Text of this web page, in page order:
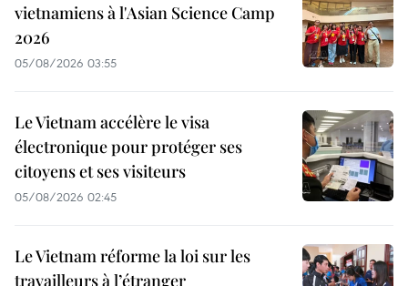
vietnamiens à l'Asian Science Camp
2026
05/08/2026 03:55
Le Vietnam accélère le visa
électronique pour protéger ses
citoyens et ses visiteurs
05/08/2026 02:45
Le Vietnam réforme la loi sur les
travailleurs à l’étranger